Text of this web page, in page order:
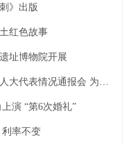
》出版
红色故事
址博物院开展
演 “第6次婚礼”
利率不变